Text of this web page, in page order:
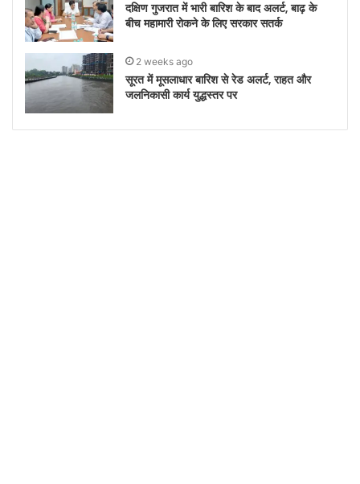
दक्षिण गुजरात में भारी बारिश के बाद अलर्ट, बाढ़ के
बीच महामारी रोकने के लिए सरकार सतर्क
2 weeks ago
सूरत में मूसलाधार बारिश से रेड अलर्ट, राहत और
जलनिकासी कार्य युद्धस्तर पर